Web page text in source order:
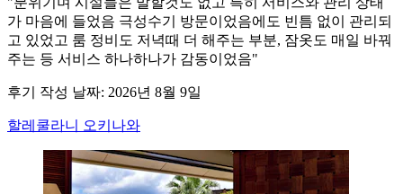
가 마음에 들었음 극성수기 방문이었음에도 빈틈 없이 관리되
고 있었고 룸 정비도 저녁때 더 해주는 부분, 잠옷도 매일 바꿔
주는 등 서비스 하나하나가 감동이었음"
후기 작성 날짜: 2026년 8월 9일
할레쿨라니 오키나와